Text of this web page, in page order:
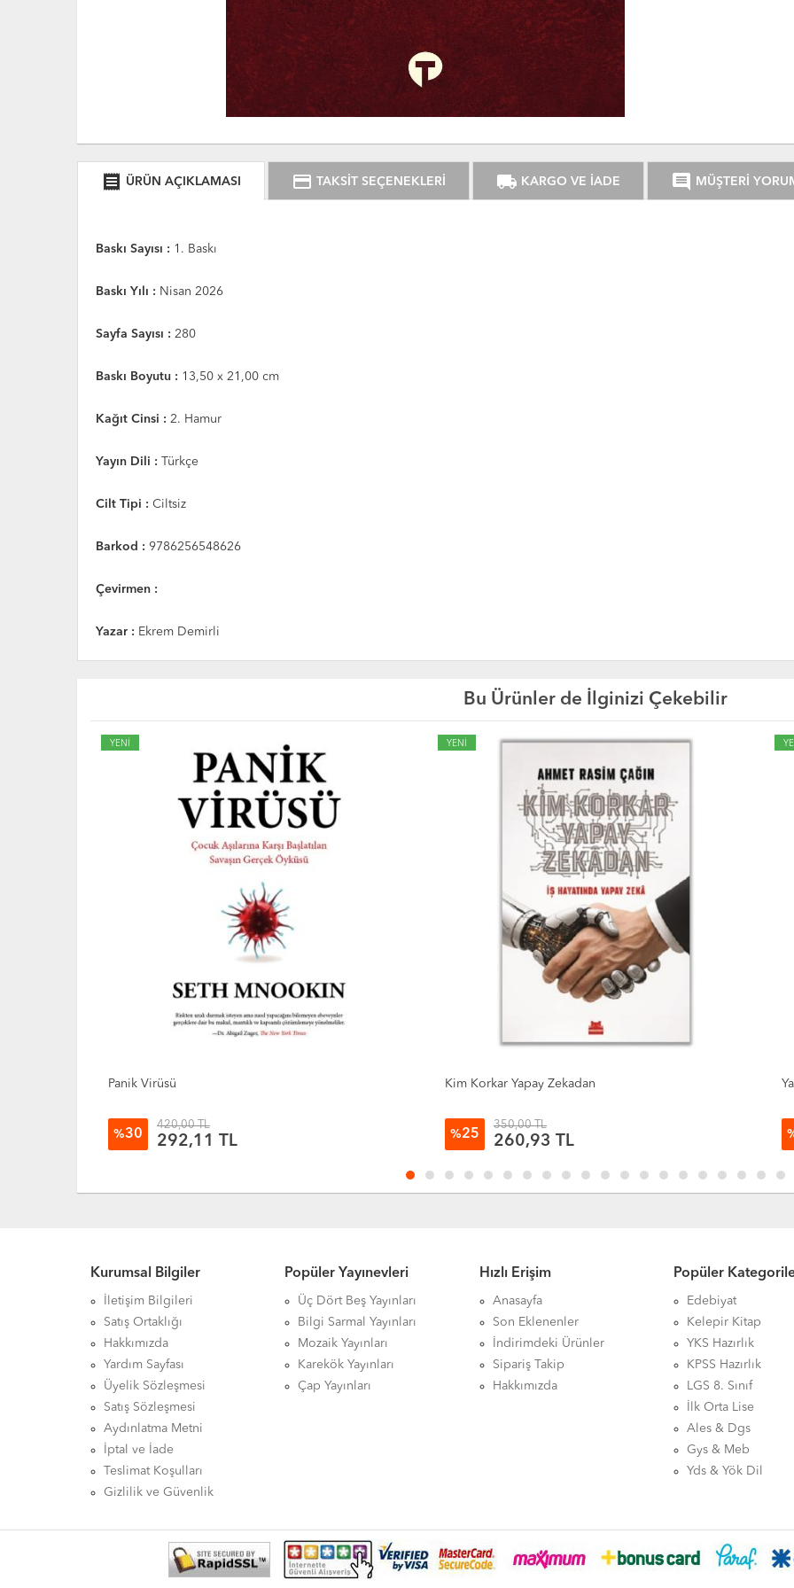
receipt ÜRÜN AÇIKLAMASI credit_card TAKSİT SEÇENEKLERİ local_shipping KARGO VE İADE comment MÜŞTERİ
Baskı Sayısı : 1. Baskı
Baskı Yılı : Nisan 2026
Sayfa Sayısı : 280
Baskı Boyutu : 13,50 x 21,00 cm
Kağıt Cinsi : 2. Hamur
Yayın Dili : Türkçe
Cilt Tipi : Ciltsiz
Barkod : 9786256548626
Çevirmen :
Yazar : Ekrem Demirli
Bu Ürünler de İlginizi Çekebilir
YENİ
Kim Korkar Yapay Zekadan
%25
350,00 TL
260,93 TL
YENİ
Yapay Zeka Kitabı
%25
380,00 TL
283,29 TL
Kurumsal Bilgiler
İletişim Bilgileri
Satış Ortaklığı
Hakkımızda
Yardım Sayfası
Üyelik Sözleşmesi
Satış Sözleşmesi
Aydınlatma Metni
İptal ve İade
Teslimat Koşulları
Gizlilik ve Güvenlik
Popüler Yayınevleri
Üç Dört Beş Yayınları
Bilgi Sarmal Yayınları
Mozaik Yayınları
Karekök Yayınları
Çap Yayınları
Hızlı Erişim
Anasayfa
Son Eklenenler
İndirimdeki Ürünler
Sipariş Takip
Hakkımızda
Popüler
Edebiyat
Kelepir Kitap
YKS Hazırlık
KPSS Hazırlık
LGS 8. Sınıf
İlk Orta Lise
Ales & Dgs
Gys & Meb
Yds & Yök Dil